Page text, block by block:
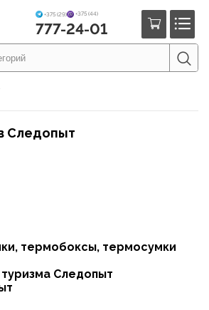
+375 (29) +375 (44)
777-24-01
Следопыт
термобоксы, термосумки
Следопыт